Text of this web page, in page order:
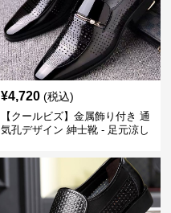
¥4,720 (税込)
【クールビズ】金属飾り付き 通
気孔デザイン 紳士靴 - 足元涼し